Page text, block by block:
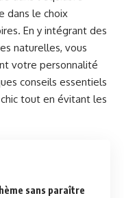
dans le choix
En y intégrant des
naturelles, vous
votre personnalité
conseils essentiels
tout en évitant les
sans paraître